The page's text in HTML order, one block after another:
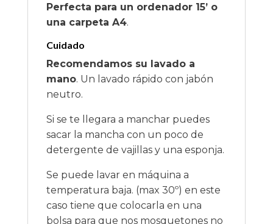
Perfecta para un ordenador 15’ o
una carpeta A4.
Cuidado
Recomendamos su lavado a
mano. Un lavado rápido con jabón
neutro.
Si se te llegara a manchar puedes
sacar la mancha con un poco de
detergente de vajillas y una esponja.
Se puede lavar en máquina a
temperatura baja. (max 30º) en este
caso tiene que colocarla en una
bolsa para que nos mosquetones no